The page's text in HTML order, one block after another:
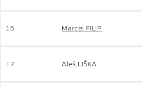
16 Marcel FILIP
17 Aleš LIŠKA